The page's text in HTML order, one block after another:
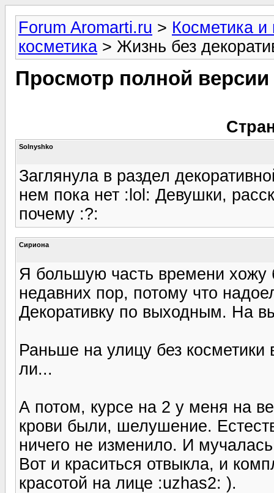
Forum Aromarti.ru > Косметика
косметика > Жизнь без
Просмотр полной
Solnyshko
Заглянула в раздел
нем пока нет :lol: Девушки,
почему :?:
Сириона
Я большую часть времени хожу
недавних пор, потому что
Декоративку по выходным. На
Раньше на улицу без
ли...
А потом, курсе на 2 у меня на
крови были, шелушение.
ничего не изменило. И
Вот и краситься отвыкла, и
красотой на лице :uzhas2: ).